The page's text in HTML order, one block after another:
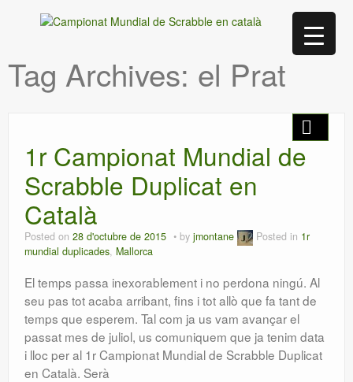
Tag Archives: el Prat
1r Campionat Mundial de
Scrabble Duplicat en
Català
Posted on 28 d'octubre de 2015 by jmontane Posted in 1r
mundial duplicades, Mallorca
El temps passa inexorablement i no perdona ningú. Al
seu pas tot acaba arribant, fins i tot allò que fa tant de
temps que esperem. Tal com ja us vam avançar el
passat mes de juliol, us comuniquem que ja tenim data
i lloc per al 1r Campionat Mundial de Scrabble Duplicat
en Català. Serà